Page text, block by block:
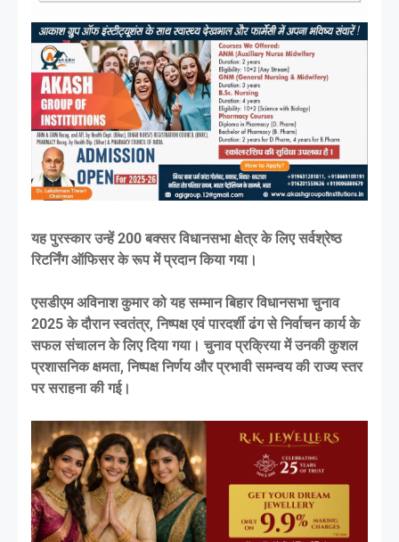
यह पुरस्कार उन्हें 200 बक्सर विधानसभा क्षेत्र के लिए सर्वश्रेष्ठ
रिटर्निंग ऑफिसर के रूप में प्रदान किया गया।
एसडीएम अविनाश कुमार को यह सम्मान बिहार विधानसभा चुनाव
2025 के दौरान स्वतंत्र, निष्पक्ष एवं पारदर्शी ढंग से निर्वाचन कार्य के
सफल संचालन के लिए दिया गया। चुनाव प्रक्रिया में उनकी कुशल
प्रशासनिक क्षमता, निष्पक्ष निर्णय और प्रभावी समन्वय की राज्य स्तर
पर सराहना की गई।